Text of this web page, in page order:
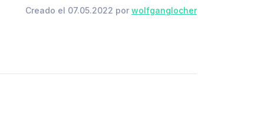
Creado el 07.05.2022 por wolfganglocher